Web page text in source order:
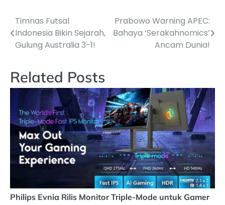
Navigasi
pos
Timnas Futsal
Indonesia Bikin Sejarah,
Gulung Australia 3-1!
Prabowo Warning APEC:
Bahaya ‘Serakahnomics’
Ancam Dunia!
Related Posts
Philips Evnia Rilis Monitor Triple-Mode untuk Gamer